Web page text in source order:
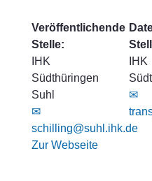
Veröffentlichende
Stelle:
IHK
Südthüringen
Suhl
✉
schilling@suhl.ihk.de
Zur Webseite
IHK
✉